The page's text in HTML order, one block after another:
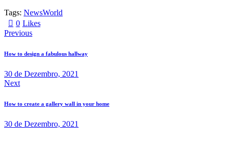
Tags: NewsWorld
0 Likes
Previous
How to design a fabulous hallway
30 de Dezembro, 2021
Next
How to create a gallery wall in your home
30 de Dezembro, 2021